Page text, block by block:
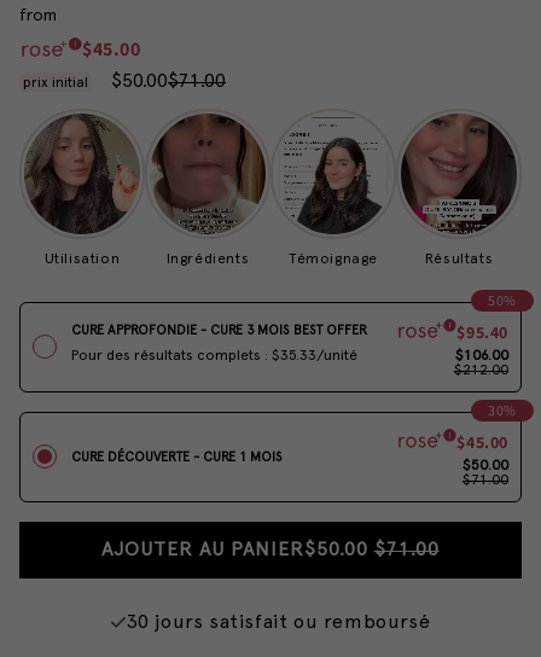
from
$45.00
$50.00$71.00
Utilisation Ingrédients Témoignage Résultats
50%
CURE APPROFONDIE - CURE 3 MOIS BEST OFFER
Pour des résultats complets : $35.33/unité
$95.40
$106.00
$212.00
30%
CURE DÉCOUVERTE - CURE 1 MOIS
$45.00
$50.00
$71.00
AJOUTER AU PANIER$50.00 $71.00
30 jours satisfait ou remboursé